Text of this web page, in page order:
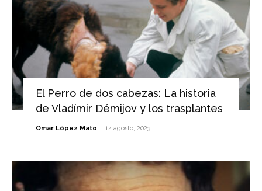
El Perro de dos cabezas: La historia
de Vladímir Démijov y los trasplantes
Omar López Mato - 14 agosto, 2023